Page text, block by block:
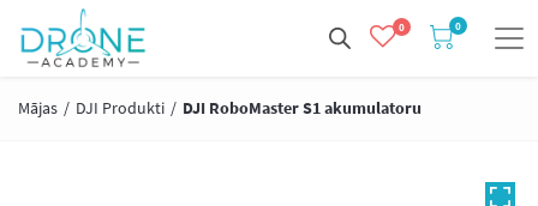
0 0
Mājas / DJI Produkti / DJI RoboMaster S1 akumulatoru